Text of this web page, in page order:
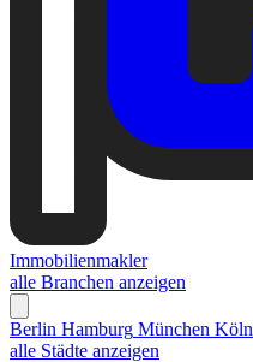
Immobilienmakler
alle Branchen anzeigen
Berlin Hamburg München Köln
alle Städte anzeigen